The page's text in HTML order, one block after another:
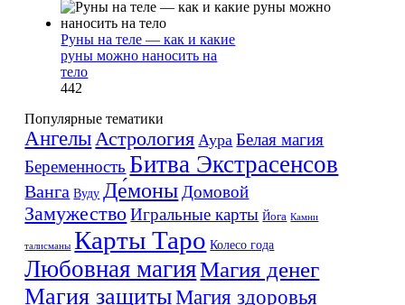
Руны на теле — как и какие
руны можно наносить на
тело
442
Популярные тематики
АнгелыАстрология Аура Белая магия
Беременность Битва Экстрасенсов
Ванга Вуду Де́моны Домовой
Замужество Игральные карты Йога Камни
талисманы Карты Таро Колесо года
Любовная магияМагия денег
Магия защитыМагия здоровья